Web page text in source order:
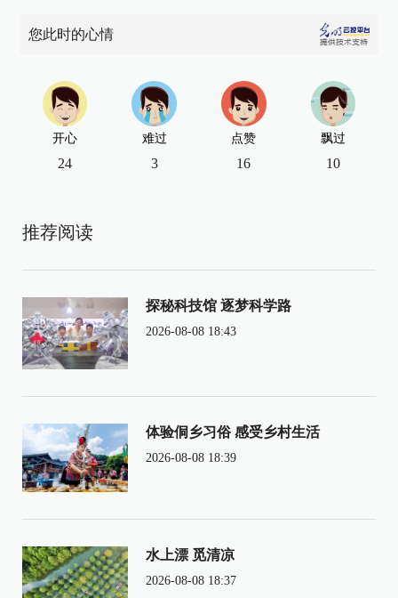
您此时的心情
开心
24
难过
3
点赞
16
飘过
10
推荐阅读
探秘科技馆 逐梦科学路
2026-08-08 18:43
体验侗乡习俗 感受乡村生活
2026-08-08 18:39
水上漂 觅清凉
2026-08-08 18:37